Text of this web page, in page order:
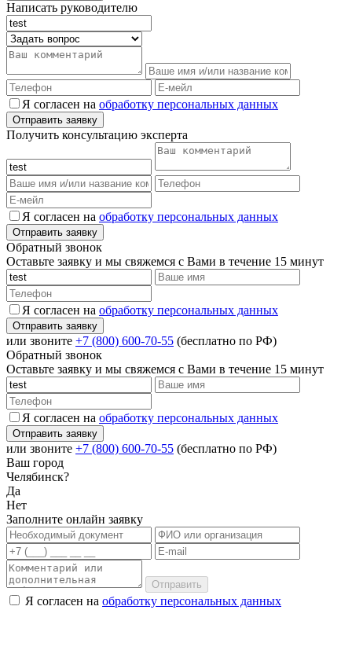
Написать руководителю
Я согласен на обработку персональных данных
Получить консультацию эксперта
Я согласен на обработку персональных данных
Обратный звонок
Оставьте заявку и мы свяжемся с Вами в течение 15 минут
Я согласен на обработку персональных данных
или звоните +7 (800) 600-70-55 (бесплатно по РФ)
Обратный звонок
Оставьте заявку и мы свяжемся с Вами в течение 15 минут
Я согласен на обработку персональных данных
или звоните +7 (800) 600-70-55 (бесплатно по РФ)
Ваш город
Челябинск?
Да
Нет
Заполните онлайн заявку
Отправить
Я согласен на обработку персональных данных